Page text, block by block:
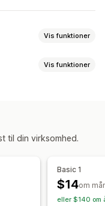
Vis funktioner
med søgeresultater
Vis funktioner
til din virksomhed.
Basic 1
$14om
eller $140 om